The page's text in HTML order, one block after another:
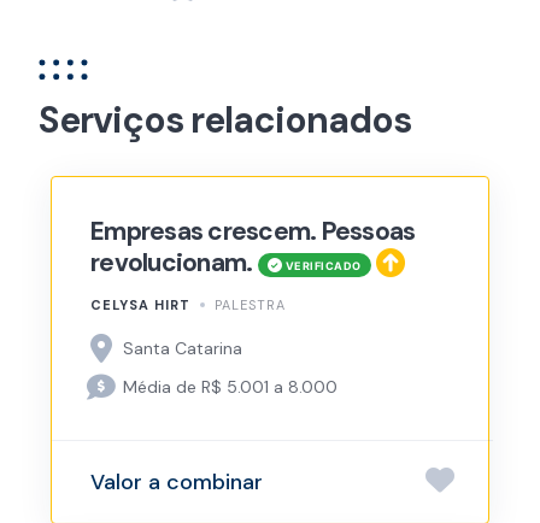
Serviços relacionados
Empresas crescem. Pessoas
revolucionam.
CELYSA HIRT PALESTRA
Santa Catarina
Média de R$ 5.001 a 8.000
Valor a combinar